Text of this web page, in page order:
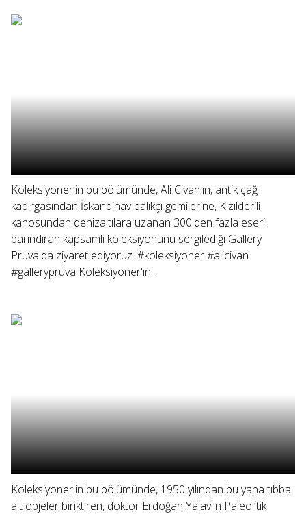
Koleksiyoner'in bu bölümünde, Ali Civan'ın, antik çağ
kadırgasından İskandinav balıkçı gemilerine, Kızılderili
kanosundan denizaltılara uzanan 300'den fazla eseri
barındıran kapsamlı koleksiyonunu sergilediği Gallery
Pruva'da ziyaret ediyoruz. #koleksiyoner #alicivan
#gallerypruva Koleksiyoner'in...
Koleksiyoner'in bu bölümünde, 1950 yılından bu yana tıbba
ait objeler biriktiren, doktor Erdoğan Yalav'ın Paleolitik